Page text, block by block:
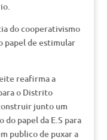
do cooperativismo
papel de estimular
reafirma a
o Distrito
junto um
papel da E.S para
publico de puxar a